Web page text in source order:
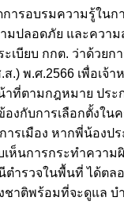
การอบรมความรู้ในก
มปลอดภัย และความ
ะเบียบ กกต. ว่าด้วยก
.) พ.ศ.2566 เพื่อเจ้
าที่ตามกฎหมาย ประ
องกับการเลือกตั้งใน
ารเมือง หากพี่น้องป
ห็นการกระทำความ
ตำรวจในพื้นที่ ได้ตล
ชาติพร้อมที่จะดูแล บ